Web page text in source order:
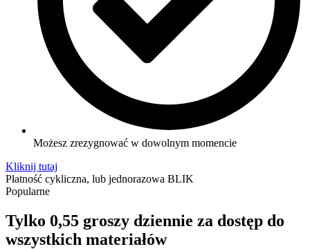
Możesz zrezygnować w dowolnym momencie
Kliknij tutaj
Płatność cykliczna, lub jednorazowa BLIK
Popularne
Tylko 0,55 groszy dziennie za dostęp do
wszystkich materiałów